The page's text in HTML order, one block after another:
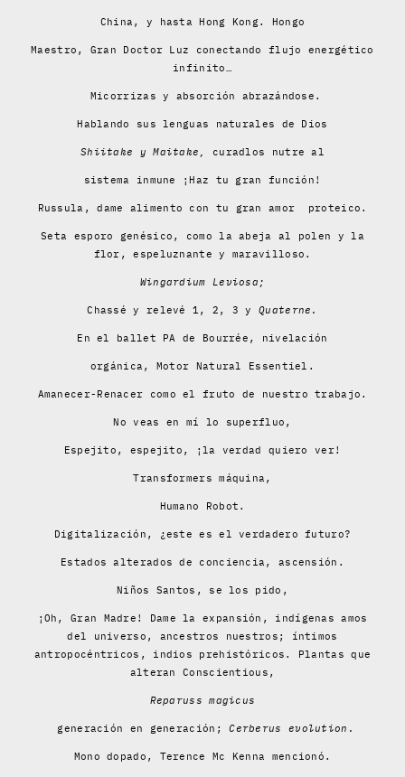
China, y hasta Hong Kong. Hongo
Maestro, Gran Doctor Luz conectando flujo energético
infinito…
Micorrizas y absorción abrazándose.
Hablando sus lenguas naturales de Dios
Shiitake y Maitake, curadlos nutre al
sistema inmune ¡Haz tu gran función!
Russula, dame alimento con tu gran amor proteico.
Seta esporo genésico, como la abeja al polen y la
flor, espeluznante y maravilloso.
Wingardium Leviosa;
Chassé y relevé 1, 2, 3 yQuaterne.
En el ballet PA de Bourrée, nivelación
orgánica, Motor Natural Essentiel.
Amanecer-Renacer como el fruto de nuestro trabajo.
No veas en mí lo superfluo,
Espejito, espejito, ¡la verdad quiero ver!
Transformers máquina,
Humano Robot.
Digitalización, ¿este es el verdadero futuro?
Estados alterados de conciencia, ascensión.
Niños Santos, se los pido,
¡Oh, Gran Madre! Dame la expansión, indígenas amos
del universo, ancestros nuestros; íntimos
antropocéntricos, indios prehistóricos. Plantas que
alteran Conscientious,
Reparuss magicus
generación en generación;Cerberus evolution.
Mono dopado, Terence Mc Kenna mencionó.